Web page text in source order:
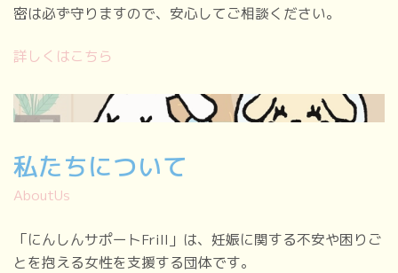
密は必ず守りますので、安心してご相談ください。
詳しくはこちら
私たちについて
AboutUs
「にんしんサポートFrill」は、妊娠に関する不安や困りご
とを抱える女性を支援する団体です。